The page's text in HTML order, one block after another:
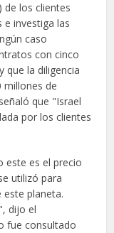
de los clientes
investiga las
caso
con cinco
que la diligencia
millones de
que "Israel
por los clientes
este es el precio
utilizó para
planeta.
dijo el
fue consultado